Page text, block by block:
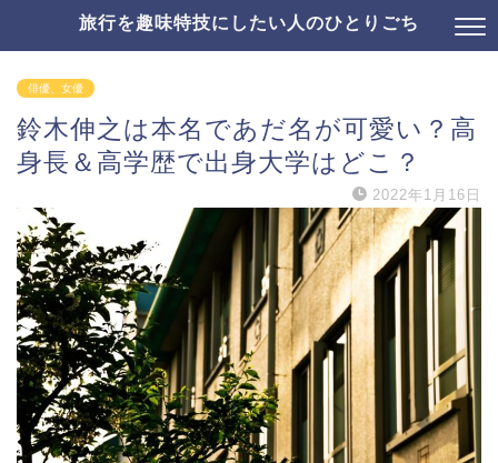
旅行を趣味特技にしたい人のひとりごち
俳優、女優
鈴木伸之は本名であだ名が可愛い？高
身長＆高学歴で出身大学はどこ？
2022年1月16日